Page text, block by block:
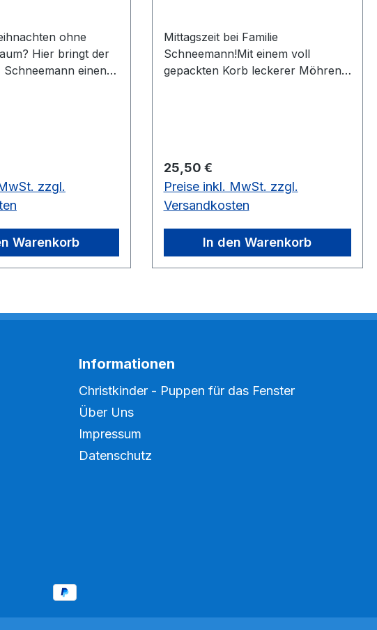
ohne
Hier bringt der
einen
zzgl.
Warenkorb
Mittagszeit bei Familie
Schneemann!Mit einem voll
gepackten Korb leckerer Möhren,
Regulärer Preis:
25,50 €
Preise inkl. MwSt. zzgl.
Versandkosten
In den Warenkorb
Informationen
Christkinder - Puppen für das Fenster
Über Uns
Impressum
Datenschutz